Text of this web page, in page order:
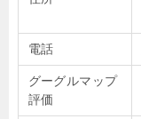
電話
グーグルマップ
評価